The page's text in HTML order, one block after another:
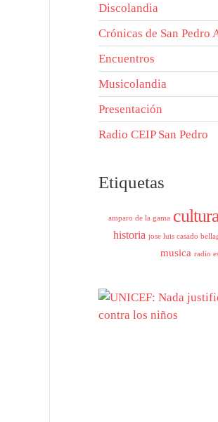
Discolandia
Crónicas de San Pedro
Encuentros
Musicolandia
Presentación
Radio CEIP San Pedro
Etiquetas
amparo de la gama
historia jose luis casado
musica radio